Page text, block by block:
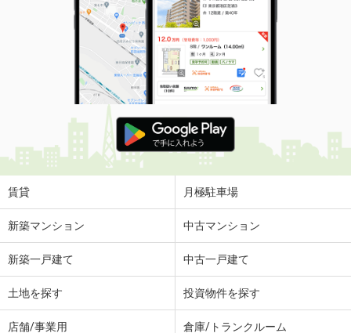
賃貸 月極駐車場
新築マンション 中古マンション
新築一戸建て 中古一戸建て
土地を探す 投資物件を探す
店舗/事業用 倉庫/トランクルーム